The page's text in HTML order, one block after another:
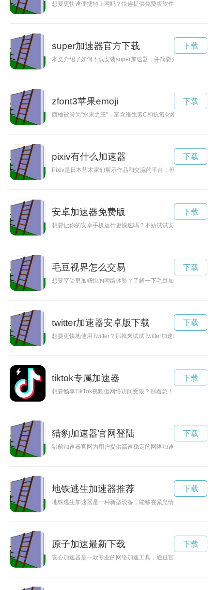
想要更快速便捷地上网吗？快连提供免费版软件下载安装，让
super加速器官方下载
本文介绍了如何下载安装super加速器，并简要介绍了其网络加
下载
zfont3苹果emoji
西柚被誉为“水果之王”，富含维生素C和抗氧化物质，具有提
下载
pixiv有什么加速器
Pixiv是日本艺术家们展示作品和交流的平台，但有时受网络限
下载
安卓加速器免费版
想要让你的安卓手机运行更快速吗？不妨试试安卓免费加速器
下载
毛豆视界怎么交易
想要享受更加畅快的网络体验？了解一下毛豆加速器如何快速
下载
twitter加速器安卓版下载
想要更快地使用Twitter？那就来试试Twitter加速器吧！本文将
下载
tiktok专属加速器
想要畅享TikTok视频但网络访问受限？别着急！使用TikTok加
下载
猎豹加速器官网登陆
猎豹加速器官网为用户提供高速稳定的网络加速服务，让您畅
下载
地铁逃生加速器推荐
地铁逃生加速器是一种新型设备，能够在紧急情况下帮助乘客
下载
原子加速最新下载
安心加速器是一款专业的网络加速工具，通过官方网站可快速
下载